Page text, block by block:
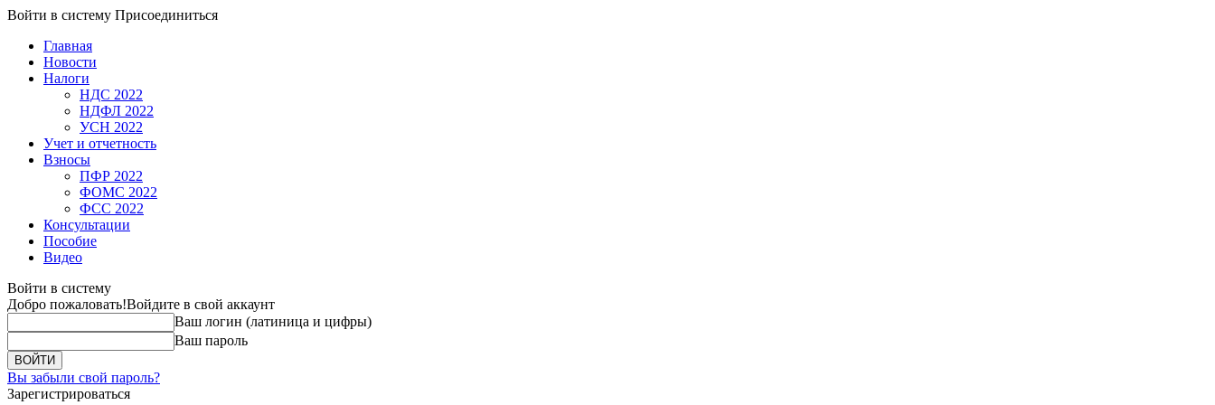
Войти в систему Присоединиться
Главная
Новости
Налоги
НДС 2022
НДФЛ 2022
УСН 2022
Учет и отчетность
Взносы
ПФР 2022
ФОМС 2022
ФСС 2022
Консультации
Пособие
Видео
Войти в систему
Добро пожаловать!Войдите в свой аккаунт
Ваш логин (латиница и цифры)
Ваш пароль
Вы забыли свой пароль?
Зарегистрироваться